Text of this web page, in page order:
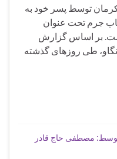
کرمان توسط پسر خود به
جرم تحت عنوان
بر اساس گزارش
طی روزهای گذشتە
مصطفی حاج قادر